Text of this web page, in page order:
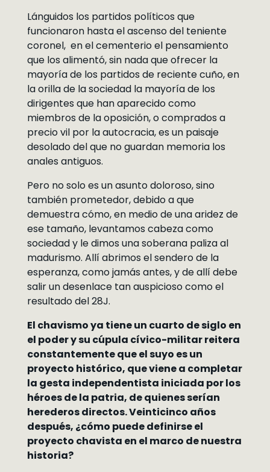
Lánguidos los partidos políticos que
funcionaron hasta el ascenso del teniente
coronel, en el cementerio el pensamiento
que los alimentó, sin nada que ofrecer la
mayoría de los partidos de reciente cuño, en
la orilla de la sociedad la mayoría de los
dirigentes que han aparecido como
miembros de la oposición, o comprados a
precio vil por la autocracia, es un paisaje
desolado del que no guardan memoria los
anales antiguos.
Pero no solo es un asunto doloroso, sino
también prometedor, debido a que
demuestra cómo, en medio de una aridez de
ese tamaño, levantamos cabeza como
sociedad y le dimos una soberana paliza al
madurismo. Allí abrimos el sendero de la
esperanza, como jamás antes, y de allí debe
salir un desenlace tan auspicioso como el
resultado del 28J.
El chavismo ya tiene un cuarto de siglo en
el poder y su cúpula cívico-militar reitera
constantemente que el suyo es un
proyecto histórico, que viene a completar
la gesta independentista iniciada por los
héroes de la patria, de quienes serían
herederos directos. Veinticinco años
después, ¿cómo puede definirse el
proyecto chavista en el marco de nuestra
historia?